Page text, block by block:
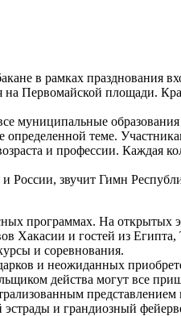
в рамках празднования
Первомайской площади.
муниципальные
теме.
и профессии. Каждая
России, звучит Гимн
программах. На открытых
Хакасии и гостей из
и соревнования.
и неожиданных
действа могут все
эстрады и грандиозный